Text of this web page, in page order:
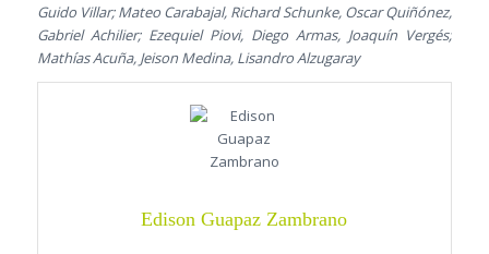
Guido Villar; Mateo Carabajal, Richard Schunke, Oscar Quiñónez,
Gabriel Achilier; Ezequiel Piovi, Diego Armas, Joaquín Vergés;
Mathías Acuña, Jeison Medina, Lisandro Alzugaray
Edison Guapaz Zambrano